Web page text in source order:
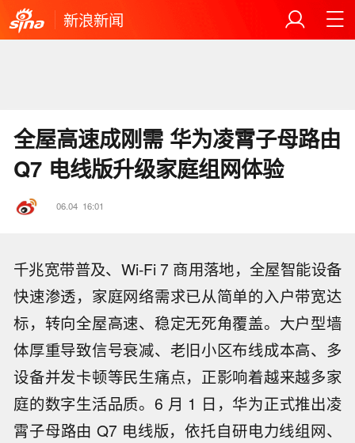
新浪新闻
全屋高速成刚需 华为凌霄子母路由
Q7 电线版升级家庭组网体验
06.04 16:01
千兆宽带普及、Wi-Fi 7 商用落地，全屋智能设备
快速渗透，家庭网络需求已从简单的入户带宽达
标，转向全屋高速、稳定无死角覆盖。大户型墙
体厚重导致信号衰减、老旧小区布线成本高、多
设备并发卡顿等民生痛点，正影响着越来越多家
庭的数字生活品质。6 月 1 日，华为正式推出凌
霄子母路由 Q7 电线版，依托自研电力线组网、